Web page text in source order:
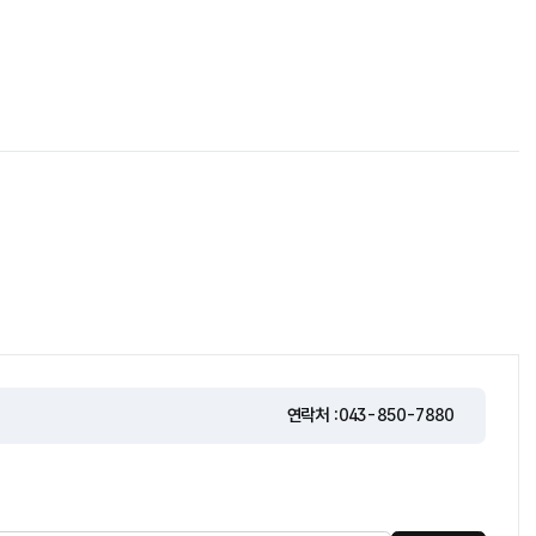
연락처 :043-850-7880